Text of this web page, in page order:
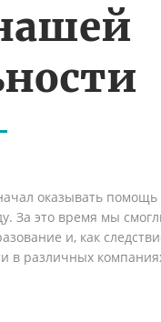
оказывать помощь
За это время мы
и, как
в различных